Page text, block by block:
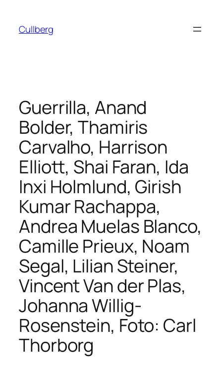
innehåll
Cullberg
Guerrilla, Anand
Bolder, Thamiris
Carvalho, Harrison
Elliott, Shai Faran, Ida
Inxi Holmlund, Girish
Kumar Rachappa,
Andrea Muelas Blanco,
Camille Prieux, Noam
Segal, Lilian Steiner,
Vincent Van der Plas,
Johanna Willig-
Rosenstein, Foto: Carl
Thorborg